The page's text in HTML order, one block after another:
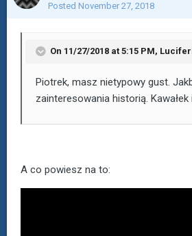
Posted November 27, 2018
On 11/27/2018 at 5:15 PM,
Piotrek, masz nietypowy gust.
zainteresowania historią. Kawałek
A co powiesz na to: